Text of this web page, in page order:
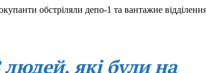
обстріляли депо-1 та вантажне
людей, які були на